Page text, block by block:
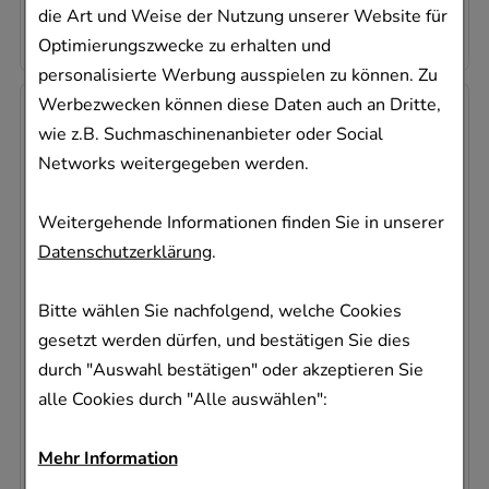
die Art und Weise der Nutzung unserer Website für
Optimierungszwecke zu erhalten und
personalisierte Werbung ausspielen zu können. Zu
Werbezwecken können diese Daten auch an Dritte,
wie z.B. Suchmaschinenanbieter oder Social
Networks weitergegeben werden.
Weitergehende Informationen finden Sie in unserer
Datenschutzerklärung.
Bitte wählen Sie nachfolgend, welche Cookies
gesetzt werden dürfen, und bestätigen Sie dies
durch "Auswahl bestätigen" oder akzeptieren Sie
alle Cookies durch "Alle auswählen":
Mehr Information
5,25 €¹
BIOTIN BETA 10 mg Tabletten
betapharm Arzneimittel GmbH
Tabletten
17386966
Sofort lieferbar
11,25 €¹
-53%